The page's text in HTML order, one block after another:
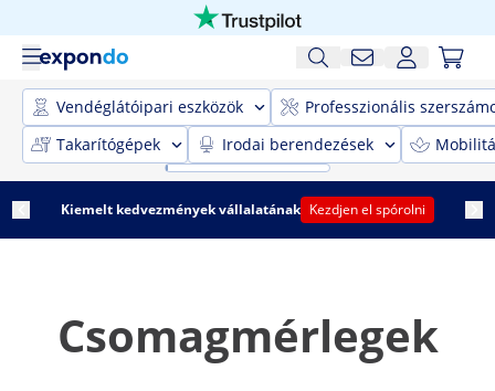
Vendéglátóipari eszközök
Professzionális
Takarítógépek
Irodai berendezések
Kiemelt kedvezmények vállalatának Kezdjen el spórolni
Csomagmérlegek